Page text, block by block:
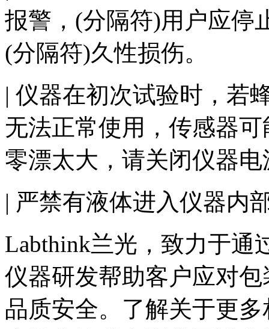
报警，(分隔符)用户应停
(分隔符)久性损伤。
| 仪器在初次试验时，若
无法正常使用，传感器
零漂太大，请关闭仪器
| 严禁有液体进入仪器内
Labthink兰光，致力于通
仪器研发帮助客户应对
品质安全。了解关于更